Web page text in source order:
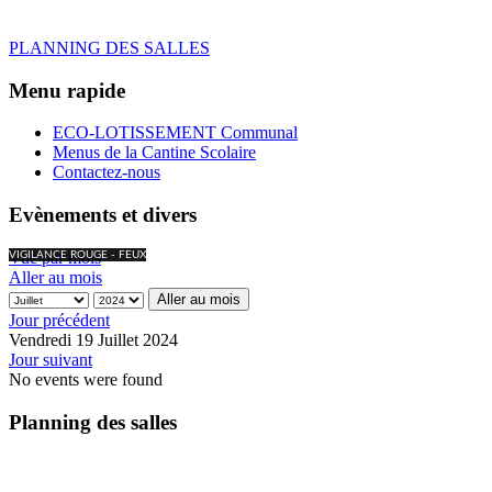
PLANNING DES SALLES
Menu rapide
ECO-LOTISSEMENT Communal
Menus de la Cantine Scolaire
Contactez-nous
Evènements et divers
VIGILANCE ROUGE - FEUX
Vue par mois
Aller au mois
Aller au mois
Jour précédent
Vendredi 19 Juillet 2024
Jour suivant
No events were found
Planning des salles